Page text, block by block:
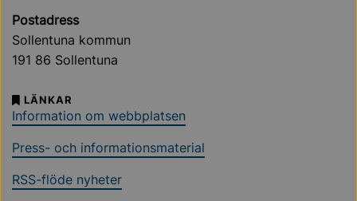
Postadress
Sollentuna kommun
191 86 Sollentuna
LÄNKAR
Information om webbplatsen
Press- och informationsmaterial
RSS-flöde nyheter